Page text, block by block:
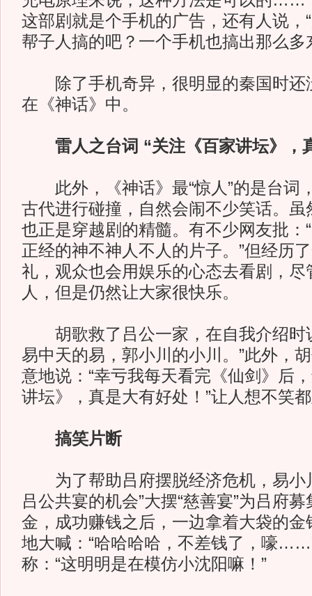
这部剧就是个手机的广告，还有人说，
帮子人搞的吧？一个手机也搞出那么多
除了手机奇异，很明显的秦国时还
在《神话》中。
雷人之台词 “关注《百家讲坛》，
此外，《神话》最“惊人”的是台词
古代进行碰撞，自然会闹不少笑话。虽
也正是穿越剧的精髓。有不少网友批：
正经的神不神人不人的片子。”但经历
礼，观众也会用娱乐的心态去看剧，尽
人，但是仍然让大家很快乐。
胡歌救了吕公一家，在自我介绍时
易中天的易，郭小川的小川。”此外，
意地说：“幸亏我每天看完《仙剑》后
讲坛》，真是大有好处！”让人想不笑
搞笑片断
为了帮助吕府摆脱经济危机，易小
吕公共宴的机会”大摆“慈善宴”为吕府
金，成功赚钱之后，一边拿着大袋的金
地大喊：“哈哈哈哈，不差钱了，嚎
称：“这明明是在模仿小沈阳嘛！”